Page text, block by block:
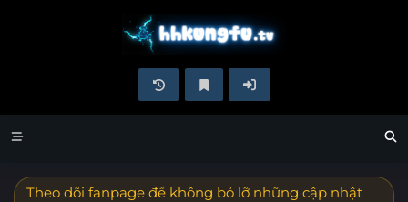
Theo dõi fanpage để không bỏ lỡ những cập nhật